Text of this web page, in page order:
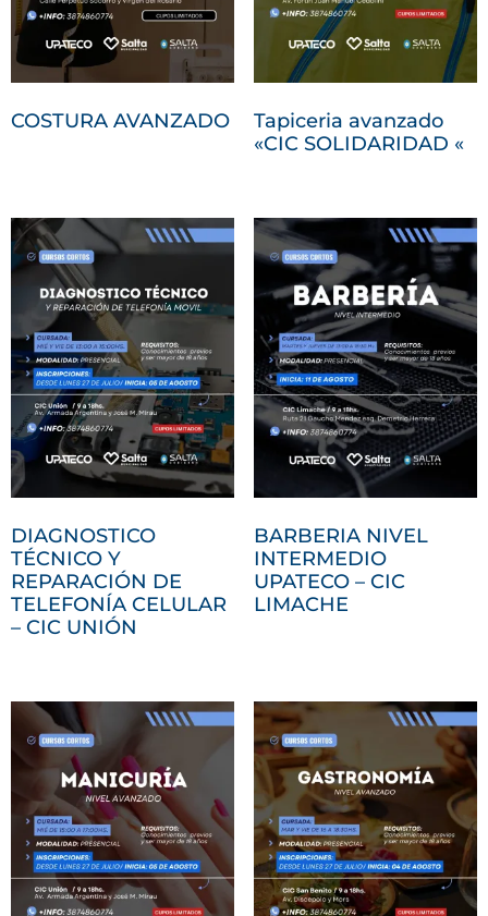
COSTURA AVANZADO
Tapiceria avanzado
«CIC SOLIDARIDAD «
DIAGNOSTICO
TÉCNICO Y
REPARACIÓN DE
TELEFONÍA CELULAR
– CIC UNIÓN
BARBERIA NIVEL
INTERMEDIO
UPATECO – CIC
LIMACHE